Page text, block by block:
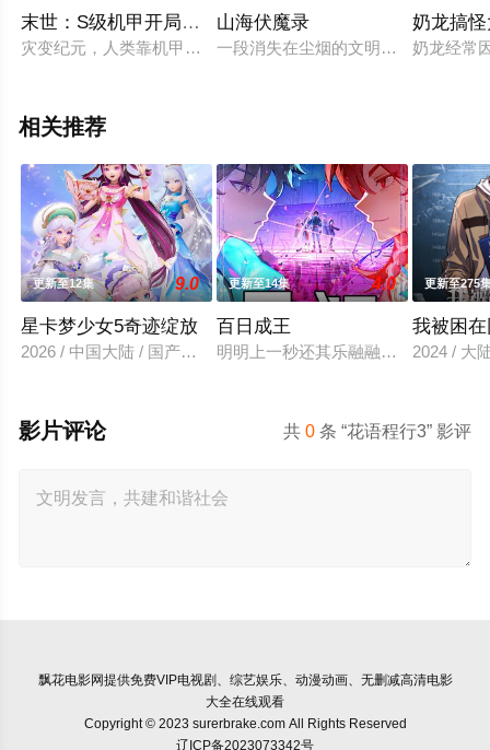
末世：S级机甲开局，我无敌了
灾变纪元，人类靠机甲对抗噬铁兽，机械亲和度决定一切。林
山海伏魔录
一段消失在尘烟的文明，远古的大佬
奶龙搞
奶龙经常
相关推荐
更新至12集 9.0
星卡梦少女5奇迹绽放
2026 / 中国大陆 / 国产动漫
更新至14集 4.0
百日成王
明明上一秒还其乐融融的餐厅，下
更新至275
我被困
2024 / 大
共0 条 “花语程行3” 影评
影片评论
飘花电影网提供免费VIP电视剧、综艺娱乐、动漫动画、无删减高清电影
大全在线观看
Copyright © 2023 surerbrake.com All Rights Reserved
辽ICP备2023073342号